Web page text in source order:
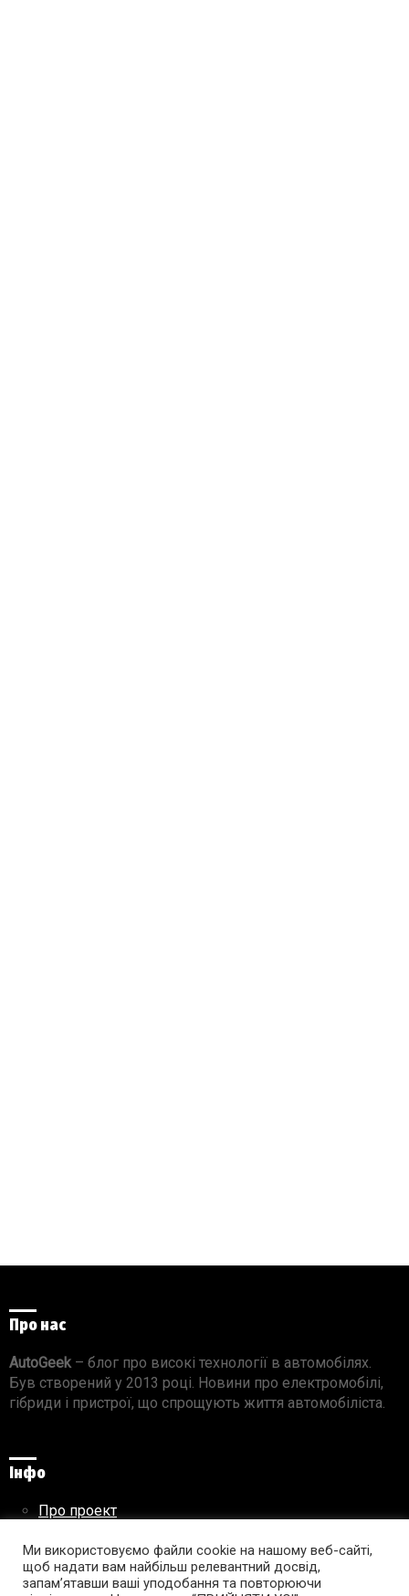
Про нас
AutoGeek– блог про високі технології в автомобілях.
Був створений у 2013 році. Новини про електромобілі,
гібриди і пристрої, що спрощують життя автомобіліста.
Інфо
Про проект
Правила використання матеріалів
Ми використовуємо файли cookie на нашому веб-сайті,
щоб надати вам найбільш релевантний досвід,
запам’ятавши ваші уподобання та повторюючи